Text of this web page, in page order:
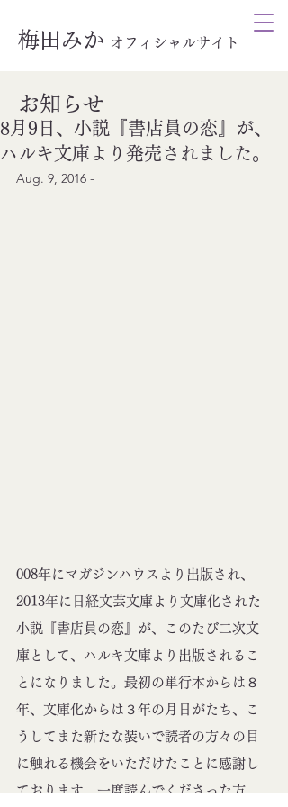
梅田みか オ フィシャルサイト
8月9日、小説『書店員の恋』が、
ハルキ文庫より発売されました。
Aug. 9, 2016 -
008年にマガジンハウスより出版され、
2013年に日経文芸文庫より文庫化された
小説『書店員の恋』が、このたび二次文
庫として、ハルキ文庫より出版されるこ
とになりました。最初の単行本からは８
年、文庫化からは３年の月日がたち、こ
うしてまた新たな装いで読者の方々の目
に触れる機会をいただけたことに感謝し
ております。一度読んでくださった方
お知らせ